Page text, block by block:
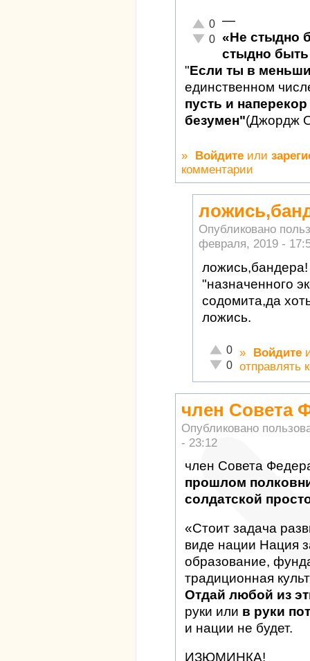
Отлично!
0
Неадекватно!
0
—
«Не стыдно
стыдно быть
"Если ты в
единственном
пусть и
безумен"(Джордж
» Войдите или
комментарии
Опубликовано
февраля, 2019 -
"назначенного
содомита,да
ложись.
Отлично!
0
Неадекватно!
0
» Войдите
отправлять
член Совета
Опубликовано
- 23:12
член Совета
прошлом
солдатской
«Стоит задача
виде нации Нация
образование,
традиционная
Отдай любой из
руки или в руки
и нации не будет.
ИЗЮМИНКА!